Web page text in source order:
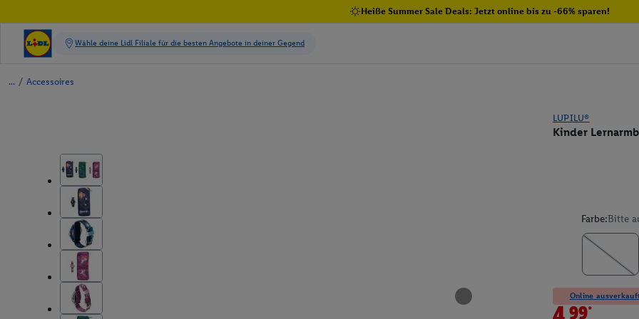
Heiße Summer Sale Deals: Jetzt online bis zu -66% sparen!
/ Accessoires
LUPILU®
Kinder
Farbe:Bitte
Online